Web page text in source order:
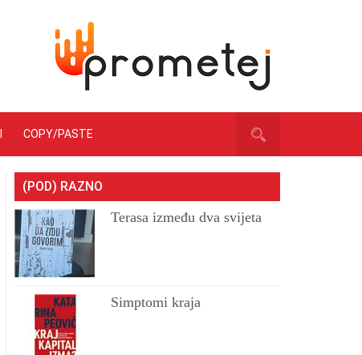
COPY/PASTE
(POD) RAZNO
Terasa između dva svijeta
Simptomi kraja